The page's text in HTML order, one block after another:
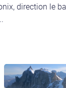
direction le